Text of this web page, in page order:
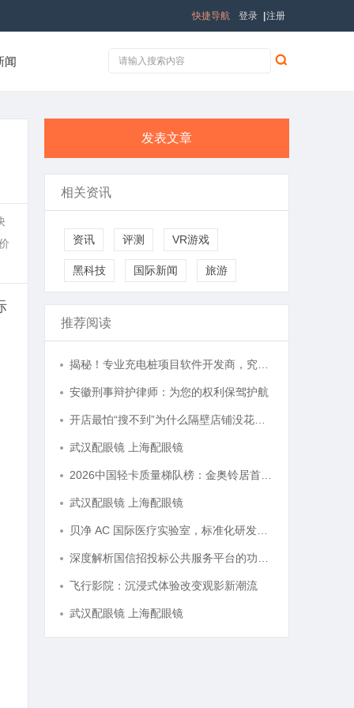
登录 注册
快捷导航
闻
发表文章
相关资讯
资讯 评测 VR游戏
黑科技 国际新闻 旅游
推荐阅读
安徽刑事辩护律师：为您的权利保驾护航
武汉配眼镜 上海配眼镜
武汉配眼镜 上海配眼镜
飞行影院：沉浸式体验改变观影新潮流
武汉配眼镜 上海配眼镜